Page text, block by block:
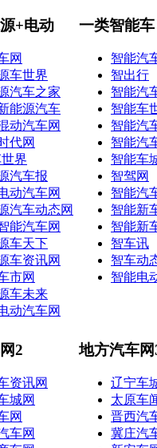
+电动
网
车世界
汽车之家
能源汽车
动汽车网
代网
界
汽车报
动汽车网
汽车动态网
能汽车网
车天下
车资讯网
市网
车未来
动汽车网
一类智能车
智能汽
智出行
智能汽
智能车
智能汽
智能汽
智能车
智驾网
智能汽
智能新
智能新
智车讯
智车动
智能电
2
资讯网
城网
网
车网
地方汽车网
辽宁车
太原车
晋西汽
冀庄汽